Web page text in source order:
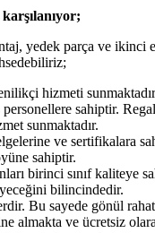
yedek parça ve
hizmeti
sahiptir.
sunmaktadır.
ve sertifikalara
sahiptir.
birinci sınıf
bilincindedir.
Bu sayede gönül
almakta ve ücretsiz